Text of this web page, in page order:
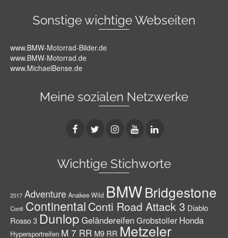
Sonstige wichtige Webseiten
www.BMW-Motorrad-Bilder.de
www.BMW-Motorrad.de
www.MichaelBense.de
Meine sozialen Netzwerke
Wichtige Stichworte
2017 Adventure Anakee Wild BMWBridgestone
Conti ContinentalConti Road Attack 3 Diablo
Rosso 3 Dunlop GeländereifenGrobstoller Honda
Hypersportreifen M 7 RR M9 RR Metzeler